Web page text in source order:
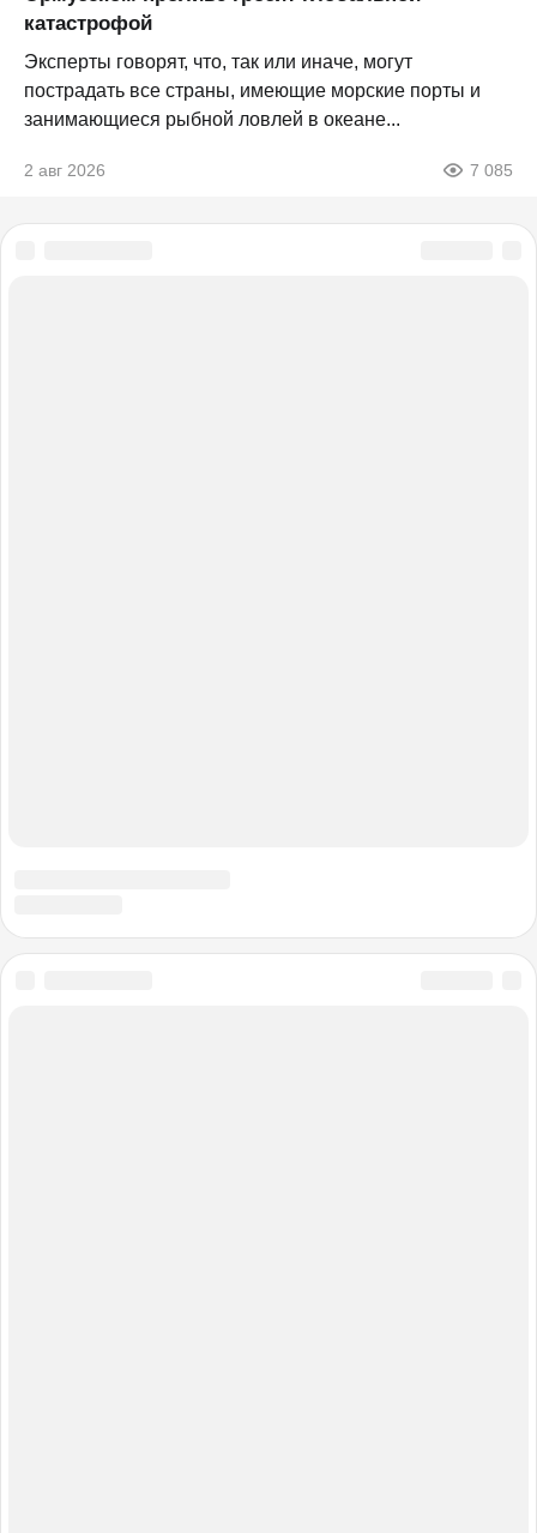
катастрофой
Эксперты говорят, что, так или иначе, могут
пострадать все страны, имеющие морские порты и
занимающиеся рыбной ловлей в океане...
2 авг 2026 7 085